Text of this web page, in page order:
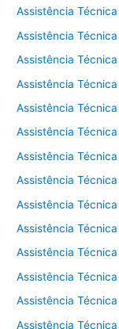
Assistência
Assistência
Assistência
Assistência
Assistência
Assistência
Assistência
Assistência
Assistência
Assistência
Assistência
Assistência
Assistência
Assistência